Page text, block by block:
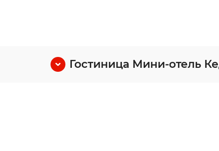
Гостиница Мини-отель